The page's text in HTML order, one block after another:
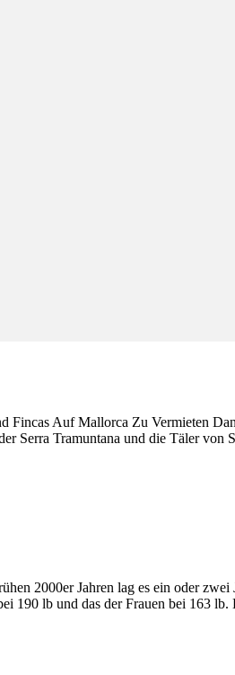
Auf Mallorca Zu Vermieten
Serra Tramuntana und die Täler
2000er Jahren lag es ein oder
190 lb und das der Frauen bei 163